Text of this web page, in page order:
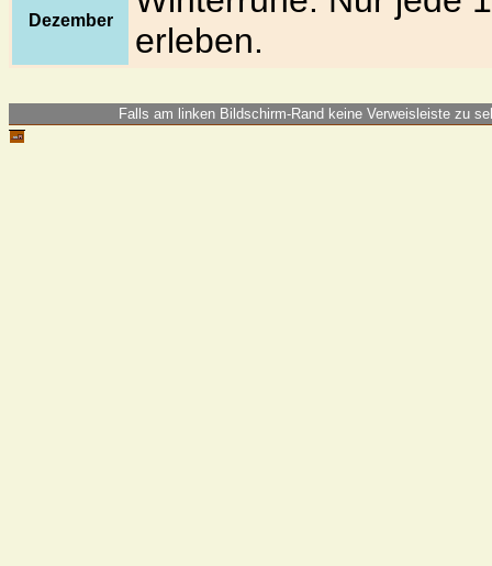
Dezember
erleben.
Falls am linken Bildschirm-Rand keine Verweisleiste zu